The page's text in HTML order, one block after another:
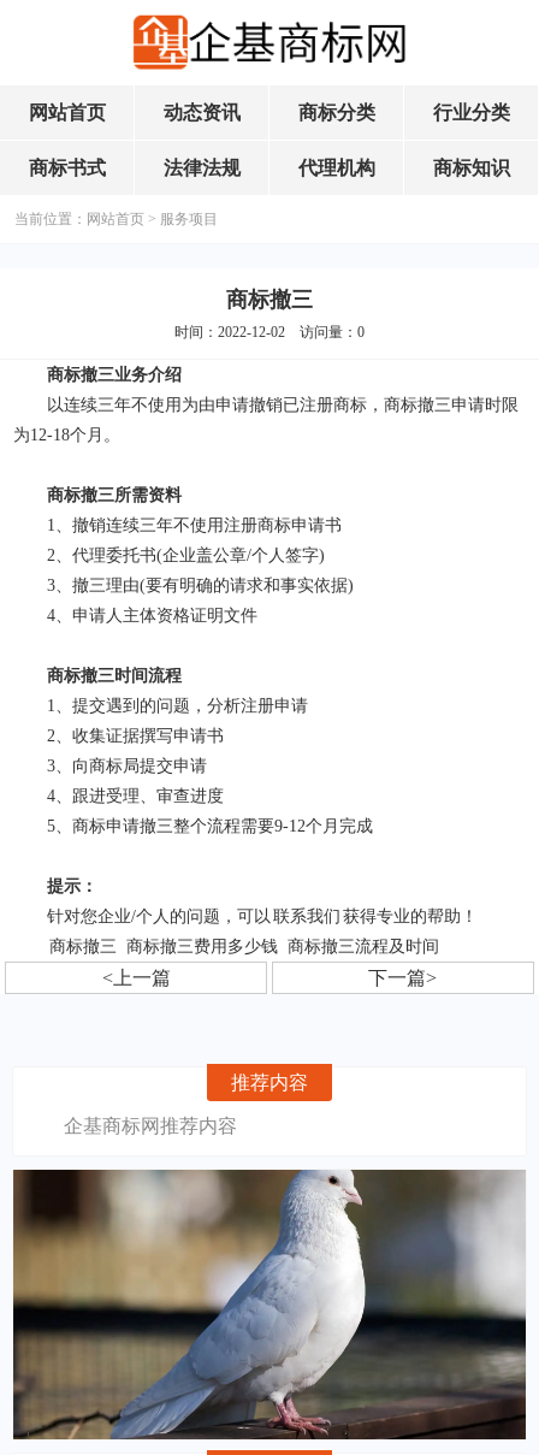
网站首页 动态资讯 商标分类 行业分类
商标书式 法律法规 代理机构 商标知识
当前位置： 网站首页 > 服务项目
商标撤三
时间：2022-12-02 访问量： 0
商标撤三业务介绍
以连续三年不使用为由申请撤销已注册商标，商标撤三申请时限
为12-18个月。
商标撤三所需资料
1、撤销连续三年不使用注册商标申请书
2、代理委托书(企业盖公章/个人签字)
3、撤三理由(要有明确的请求和事实依据)
4、申请人主体资格证明文件
商标撤三时间流程
1、提交遇到的问题，分析注册申请
2、收集证据撰写申请书
3、向商标局提交申请
4、跟进受理、审查进度
5、商标申请撤三整个流程需要9-12个月完成
提示：
针对您企业/个人的问题，可以 联系我们 获得专业的帮助！
商标撤三
商标撤三费用多少钱 商标撤三流程及时间
<上一篇 下一篇>
推荐内容
企基商标网推荐内容